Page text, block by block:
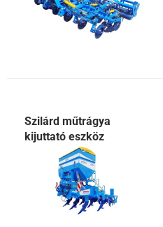
Szilárd műtrágya
kijuttató eszköz